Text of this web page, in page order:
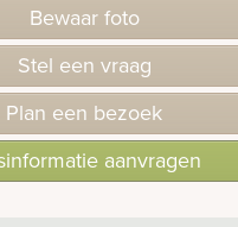
Bewaar foto
Stel een vraag
Plan een bezoek
aanvragen